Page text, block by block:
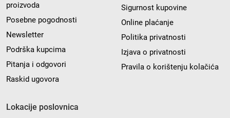
proizvoda
Posebne pogodnosti
Newsletter
Podrška kupcima
Pitanja i odgovori
Raskid ugovora
Sigurnost kupovine
Online plaćanje
Politika privatnosti
Izjava o privatnosti
Pravila o korištenju kolačića
Lokacije poslovnica